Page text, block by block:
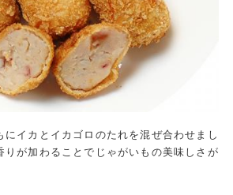
にイカとイカゴロのたれを混ぜ合わせまし
りが加わることでじゃがいもの美味しさが